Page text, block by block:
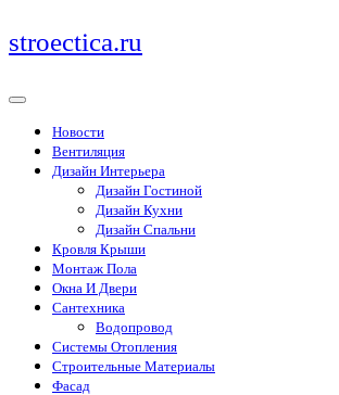
Перейти
к
stroectica.ru
Новости
Вентиляция
Дизайн Интерьера
Дизайн Гостиной
Дизайн Кухни
Дизайн Спальни
Кровля Крыши
Монтаж Пола
Окна И Двери
Сантехника
Водопровод
Системы Отопления
Строительные Материалы
Фасад